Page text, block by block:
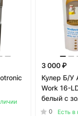
3 000 ₽
Кулер Б/У
Work 16-
белый с
0
Есть в